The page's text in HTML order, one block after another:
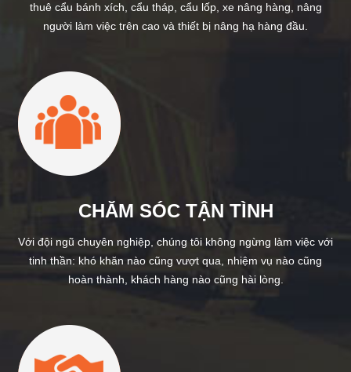
thuê cẩu bánh xích, cẩu tháp, cẩu lốp, xe nâng hàng, nâng
người làm việc trên cao và thiết bị nâng hạ hàng đầu.
CHĂM SÓC TẬN TÌNH
Với đội ngũ chuyên nghiệp, chúng tôi không ngừng làm việc với
tinh thần: khó khăn nào cũng vượt qua, nhiệm vụ nào cũng
hoàn thành, khách hàng nào cũng hài lòng.